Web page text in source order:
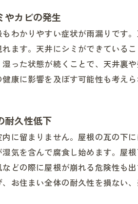
やカビの発生
わかりやすい症状が雨漏りです
ます。天井にシミができている
った状態が続くことで、天井裏
康に影響を及ぼす可能性も考えら
耐久性低下
に留まりません。屋根の瓦の下
気を含んで腐食し始めます。屋
どの際に屋根が崩れる危険性も
お住まい全体の耐久性を損ない